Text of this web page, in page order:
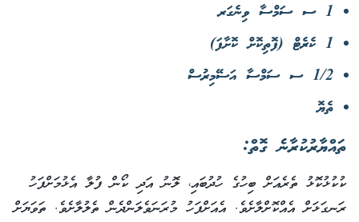
1 ސ ސަމްސާ ވިނެގަރ
1 ކެރެޓް (ފޮތިކޮށް ކޮށާފަ)
1/2 ސ ސަމްސާ އަސޭމިރުސް
ތެޔޮ
ތައްޔާރުކުރާނެ ގޮތް:
ކުކުޅުކޮޅު ތެރެއަށް ބިހުގެ ހުދުބައި، ލޮނު އަދި ކޯން ފުލާ އެޅުމަށްފަހު
ރަނގަޅަށް އެއްކޮށްލާށެވެ. އެއަށްފަހު މުރަނަވެލަންދެން ތެލުލާށެވެ. ތަވަޔަށް